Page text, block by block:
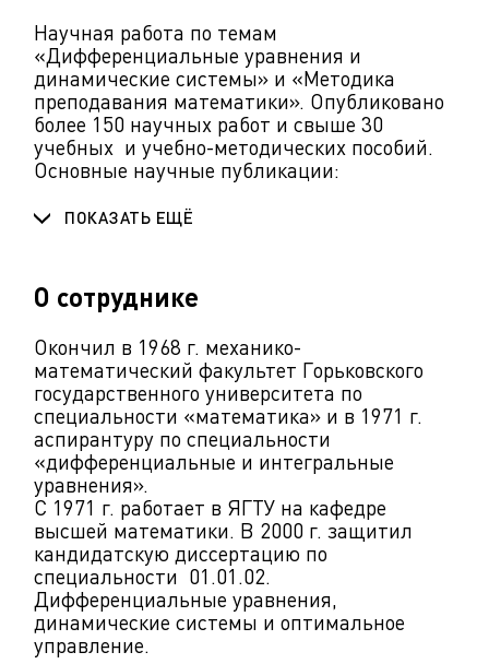
Научная работа по темам
«Дифференциальные уравнения и
динамические системы» и «Методика
преподавания математики». Опубликовано
более 150 научных работ и свыше 30
учебных и учебно-методических пособий.
Основные научные публикации:
ПОКАЗАТЬ ЕЩЁ
О сотруднике
Окончил в 1968 г. механико-
математический факультет Горьковского
государственного университета по
специальности «математика» и в 1971 г.
аспирантуру по специальности
«дифференциальные и интегральные
уравнения».
С 1971 г. работает в ЯГТУ на кафедре
высшей математики. В 2000 г. защитил
кандидатскую диссертацию по
специальности 01.01.02.
Дифференциальные уравнения,
динамические системы и оптимальное
управление.